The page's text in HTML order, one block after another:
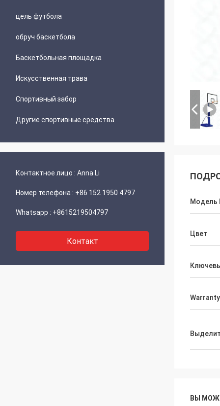
цель футбола
обруч баскетбола
Баскетбольная площадка
Искусственная трава
Спортивный забор
Другие спортивные средства
Контактное лицо : Anna Li
Номер телефона : +86 152 1950 4797
Whatsapp : +8615219504797
Контакт
Модель
Цвет
Warranty
ВЫ